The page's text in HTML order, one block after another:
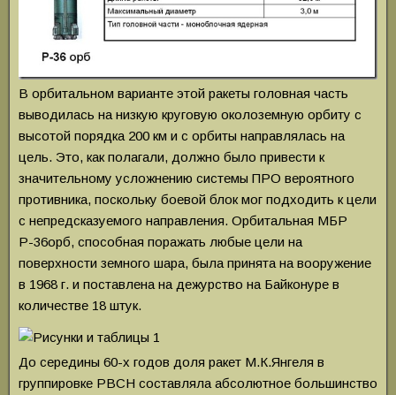
В орбитальном варианте этой ракеты головная часть
выводилась на низкую круговую околоземную орбиту с
высотой порядка 200 км и с орбиты направлялась на
цель. Это, как полагали, должно было привести к
значительному усложнению системы ПРО вероятного
противника, поскольку боевой блок мог подходить к цели
с непредсказуемого направления. Орбитальная МБР
Р-36орб, способная поражать любые цели на
поверхности земного шара, была принята на вооружение
в 1968 г. и поставлена на дежурство на Байконуре в
количестве 18 штук.
До середины 60-х годов доля ракет М.К.Янгеля в
группировке РВСН составляла абсолютное большинство